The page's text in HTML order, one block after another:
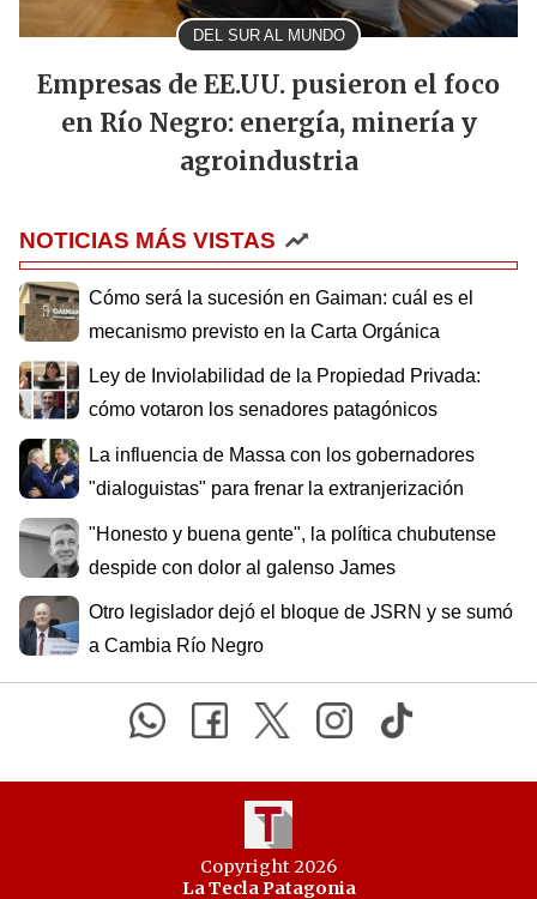
DEL SUR AL MUNDO
Empresas de EE.UU. pusieron el foco
en Río Negro: energía, minería y
agroindustria
NOTICIAS MÁS VISTAS
Cómo será la sucesión en Gaiman: cuál es el
mecanismo previsto en la Carta Orgánica
Ley de Inviolabilidad de la Propiedad Privada:
cómo votaron los senadores patagónicos
La influencia de Massa con los gobernadores
"dialoguistas" para frenar la extranjerización
"Honesto y buena gente", la política chubutense
despide con dolor al galenso James
Otro legislador dejó el bloque de JSRN y se sumó
a Cambia Río Negro
Copyright 2026
La Tecla Patagonia